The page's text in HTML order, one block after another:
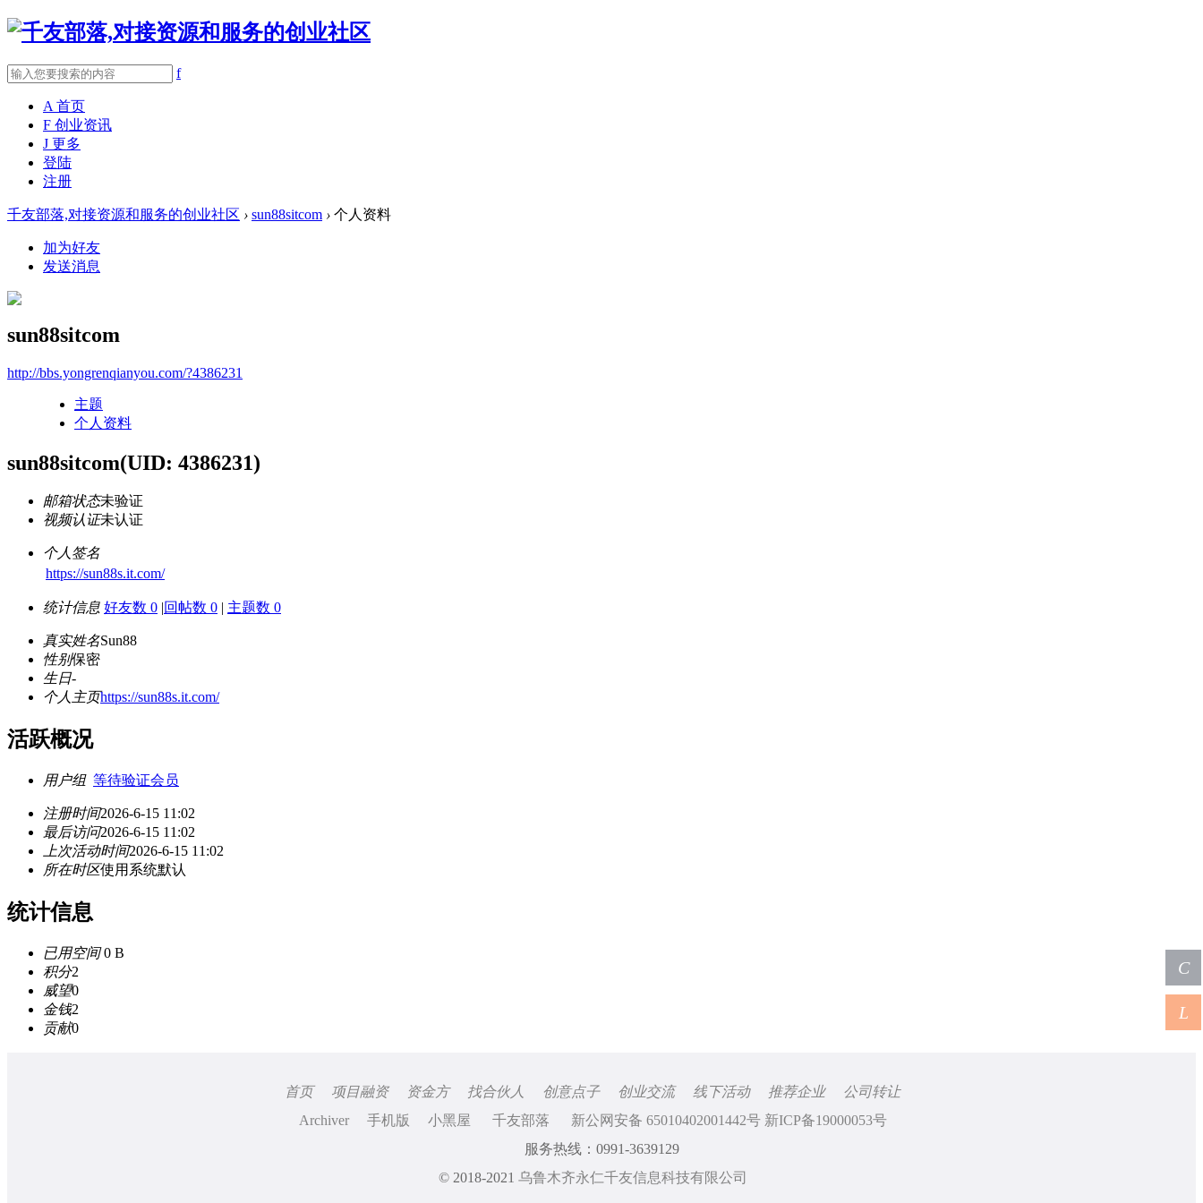
f
A 首页
F 创业资讯
J 更多
登陆
注册
千友部落,对接资源和服务的创业社区 › sun88sitcom › 个人资料
加为好友
发送消息
sun88sitcom
http://bbs.yongrenqianyou.com/?4386231
主题
个人资料
sun88sitcom(UID: 4386231)
邮箱状态未验证
视频认证未认证
个人签名
https://sun88s.it.com/
统计信息 好友数 0 |回帖数 0 | 主题数 0
真实姓名Sun88
性别保密
生日-
个人主页https://sun88s.it.com/
活跃概况
用户组 等待验证会员
注册时间2026-6-15 11:02
最后访问2026-6-15 11:02
上次活动时间2026-6-15 11:02
所在时区使用系统默认
统计信息
已用空间0 B
积分2
威望0
金钱2
贡献0
首页 项目融资 资金方 找合伙人 创意点子 创业交流 线下活动 推荐企业
公司转让
Archiver
手机版 小黑屋 千友部落
新公网安备 65010402001442号 新ICP备19000053号
服务热线：0991-3639129
© 2018-2021 乌鲁木齐永仁千友信息科技有限公司
C
L